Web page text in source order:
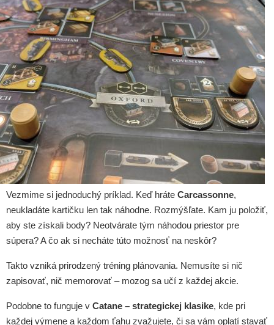
Vezmime si jednoduchý príklad. Keď hráte Carcassonne,
neukladáte kartičku len tak náhodne. Rozmýšľate. Kam ju položiť,
aby ste získali body? Neotvárate tým náhodou priestor pre
súpera? A čo ak si necháte túto možnosť na neskôr?
Takto vzniká prirodzený tréning plánovania. Nemusíte si nič
zapisovať, nič memorovať – mozog sa učí z každej akcie.
Podobne to funguje v Catane – strategickej klasike, kde pri
každej výmene a každom ťahu zvažujete, či sa vám oplatí stavať